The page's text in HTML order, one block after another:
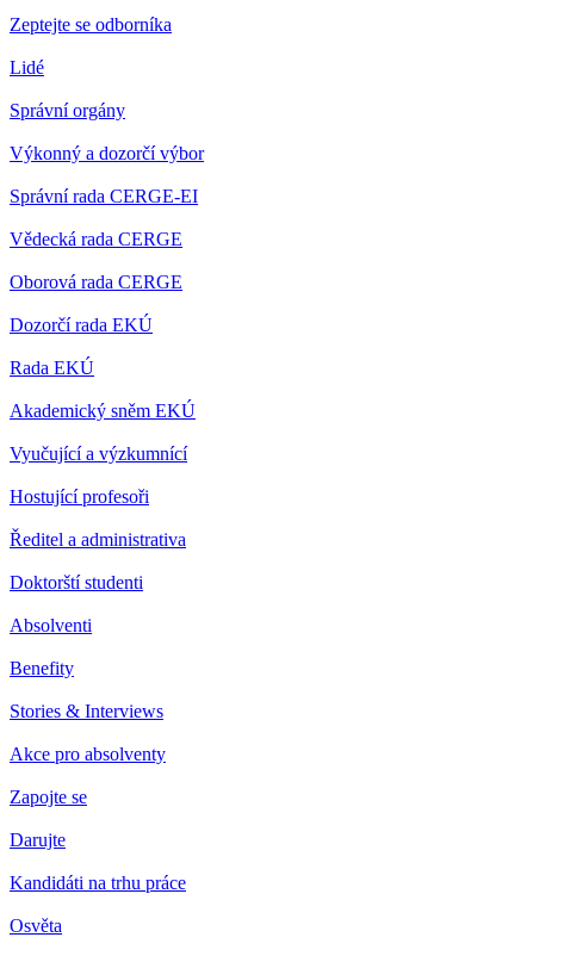
Zeptejte se odborníka
Lidé
Správní orgány
Výkonný a dozorčí výbor
Správní rada CERGE-EI
Vědecká rada CERGE
Oborová rada CERGE
Dozorčí rada EKÚ
Rada EKÚ
Akademický sněm EKÚ
Vyučující a výzkumnící
Hostující profesoři
Ředitel a administrativa
Doktorští studenti
Absolventi
Benefity
Stories & Interviews
Akce pro absolventy
Zapojte se
Darujte
Kandidáti na trhu práce
Osvěta